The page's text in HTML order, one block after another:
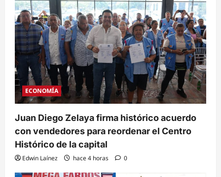
ECONOMÍA
Juan Diego Zelaya firma histórico acuerdo
con vendedores para reordenar el Centro
Histórico de la capital
Edwin Laínez hace 4 horas 0